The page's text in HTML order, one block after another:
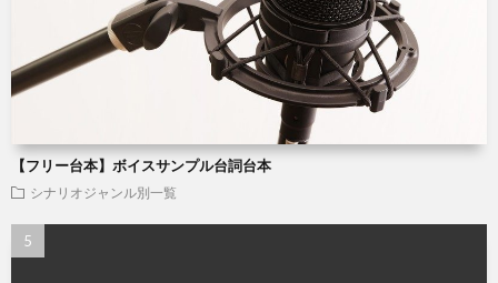
【フリー台本】ボイスサンプル台詞台本
シナリオジャンル別一覧